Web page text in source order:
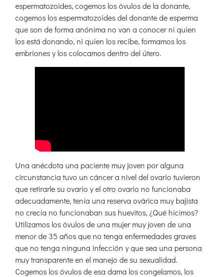
espermatozoides, cogemos los óvulos de la donante,
cogemos los espermatozoides del donante de esperma
que son de forma anónima no van a conocer ni quien
los está donando, ni quien los recibe, formamos los
embriones y los colocamos dentro del útero.
Una anécdota una paciente muy joven por alguna
circunstancia tuvo un cáncer a nivel del ovario tuvieron
que retirarle su ovario y el otro ovario no funcionaba
adecuadamente, tenía una reserva ovárica muy bajista
no crecía no funcionaban sus huevitos, ¿Qué hicimos?
Utilizamos los óvulos de una mujer muy joven de una
menor de 35 años que no tenga enfermedades graves
que no tenga ninguna infección y que sea una persona
muy transparente en el manejo de su sexualidad.
Cogemos los óvulos de esa dama los congelamos, los